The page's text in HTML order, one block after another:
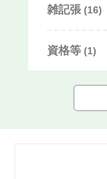
雑記張(16)
資格等(1)